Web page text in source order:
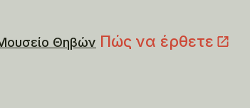
Θηβών Πώς να έρθετε